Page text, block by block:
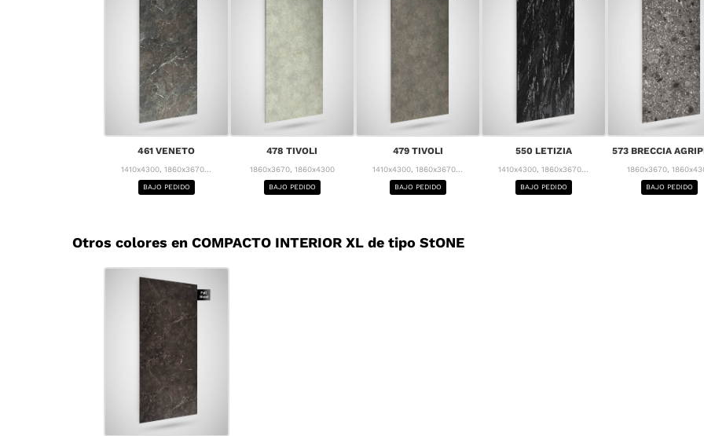
461 VENETO
1410x4300, 1860x3670...
BAJO PEDIDO
478 TIVOLI
1860x3670, 1860x4300
BAJO PEDIDO
479 TIVOLI
1410x4300, 1860x3670...
BAJO PEDIDO
550 LETIZIA
1410x4300, 1860x3670...
BAJO PEDIDO
573 BRECCIA
1860x3670,
BAJO PEDIDO
Otros colores en COMPACTO INTERIOR XL de tipo StONE